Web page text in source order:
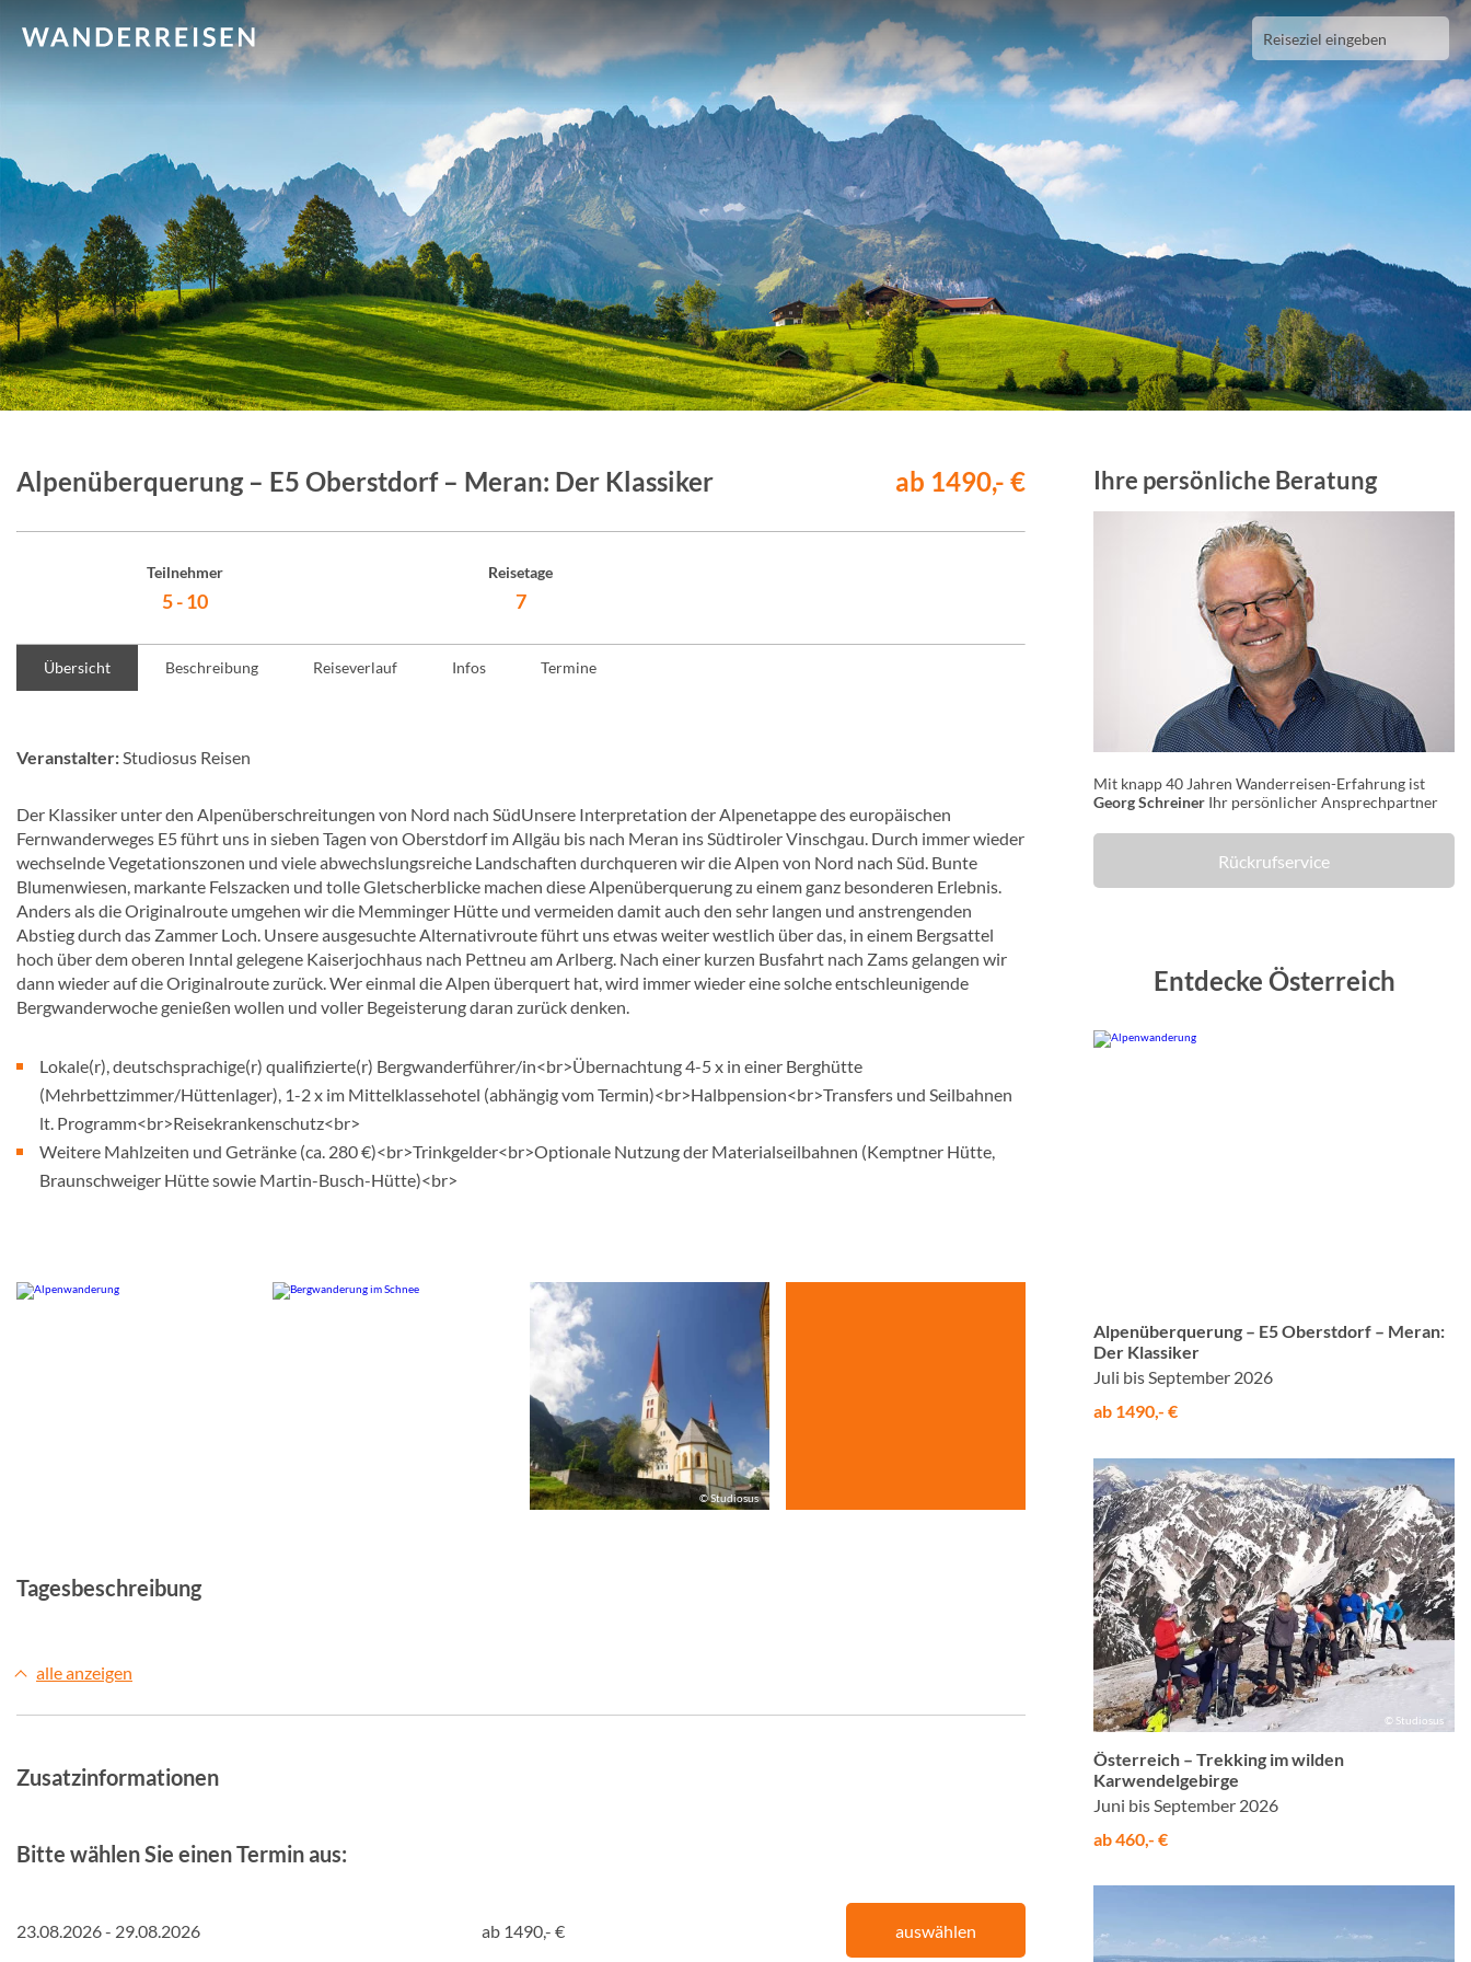
Alpenüberquerung – E5 Oberstdorf – Meran: Der Klassiker ab 1490,- €
Teilnehmer
5 - 10
Reisetage
7
Übersicht Beschreibung Reiseverlauf Infos Termine
Veranstalter:Studiosus Reisen
Der Klassiker unter den Alpenüberschreitungen von Nord nach SüdUnsere Interpretation der Alpenetappe des europäischen
Fernwanderweges E5 führt uns in sieben Tagen von Oberstdorf im Allgäu bis nach Meran ins Südtiroler Vinschgau. Durch immer wieder
wechselnde Vegetationszonen und viele abwechslungsreiche Landschaften durchqueren wir die Alpen von Nord nach Süd. Bunte
Blumenwiesen, markante Felszacken und tolle Gletscherblicke machen diese Alpenüberquerung zu einem ganz besonderen Erlebnis.
Anders als die Originalroute umgehen wir die Memminger Hütte und vermeiden damit auch den sehr langen und anstrengenden
Abstieg durch das Zammer Loch. Unsere ausgesuchte Alternativroute führt uns etwas weiter westlich über das, in einem Bergsattel
hoch über dem oberen Inntal gelegene Kaiserjochhaus nach Pettneu am Arlberg. Nach einer kurzen Busfahrt nach Zams gelangen wir
dann wieder auf die Originalroute zurück. Wer einmal die Alpen überquert hat, wird immer wieder eine solche entschleunigende
Bergwanderwoche genießen wollen und voller Begeisterung daran zurück denken.
Lokale(r), deutschsprachige(r) qualifizierte(r) Bergwanderführer/in<br>Übernachtung 4-5 x in einer Berghütte
(Mehrbettzimmer/Hüttenlager), 1-2 x im Mittelklassehotel (abhängig vom Termin)<br>Halbpension<br>Transfers und Seilbahnen
lt. Programm<br>Reisekrankenschutz<br>
Weitere Mahlzeiten und Getränke (ca. 280 €)<br>Trinkgelder<br>Optionale Nutzung der Materialseilbahnen (Kemptner Hütte,
Braunschweiger Hütte sowie Martin-Busch-Hütte)<br>
© Studiosus
Tagesbeschreibung
alle anzeigen
Zusatzinformationen
Bitte wählen Sie einen Termin aus:
23.08.2026 - 29.08.2026 ab 1490,- € auswählen
Ihre persönliche Beratung
Mit knapp 40 Jahren Wanderreisen-Erfahrung ist
Georg Schreiner Ihr persönlicher Ansprechpartner
Rückrufservice
Entdecke Österreich
Alpenüberquerung – E5 Oberstdorf – Meran:
Der Klassiker
Juli bis September 2026
ab 1490,- €
© Studiosus
Österreich – Trekking im wilden
Karwendelgebirge
Juni bis September 2026
ab 460,- €